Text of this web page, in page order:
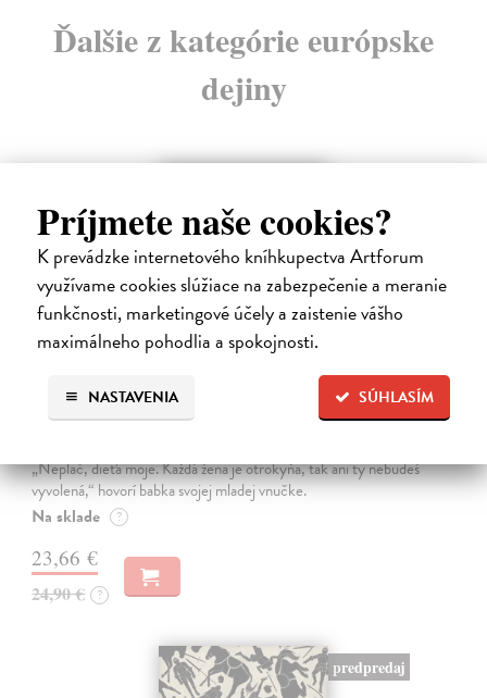
Príjmete naše cookies?
K prevádzke internetového kníhkupectva Artforum
využívame cookies slúžiace na zabezpečenie a meranie
funkčnosti, marketingové účely a zaistenie vášho
maximálneho pohodlia a spokojnosti.
SÚHLASÍM
NASTAVENIA
Ďalšie z kategórie európske
dejiny
Sedliačky
„Neplač, dieťa moje. Každá žena je otrokyňa, tak ani ty nebudeš
vyvolená,“ hovorí babka svojej mladej vnučke.
Na sklade ?
23,66 €
24,90 € ?
predpredaj